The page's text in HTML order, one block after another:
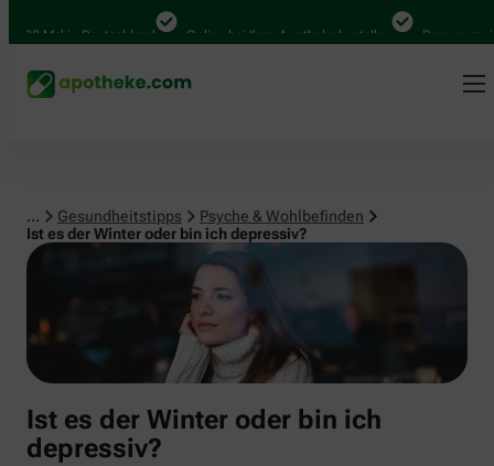
Mal in Deutschland Online bei Ihrer Apotheke bestellen Bequem
... Gesundheitstipps
Psyche & Wohlbefinden
Ist es der Winter oder bin ich depressiv?
Psyche & Wohlbefinden
Ist es der Winter oder bin ich
depressiv?